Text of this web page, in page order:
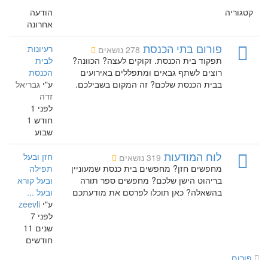
קטגוריה
הודעה
אחרונה
פורום בתי הכנסת 278 נושאים
תפקוד בית הכנסת. זקוקים לעצה? הכוונה?
רוצים לשתף גבאים ומתפללים באירועים
בבית הכנסת שלכם? זה המקום בשבילכם.
רעיונות
לבית
הכנסת
ע"י גבריאל
זדה
לפני 1
חודש 1
שבוע
לוח המודעות 319 נושאים
מחפשים חזן? מחפשים בית כנסת שמעוניין
בריהוט הישן שלכם? מחפשים ספר תורה
בהשאלה? כאן תוכלו לפרסם את מודעתכם
חזן ובעל
תפילה
ובעל קורא
ובעל ...
ע"י zeevli
לפני 7
שנים 11
חודשים